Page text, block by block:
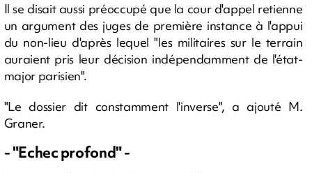
Il se disait aussi préoccupé que la cour d'appel retienne
un argument des juges de première instance à l'appui
du non-lieu d'après lequel "les militaires sur le terrain
auraient pris leur décision indépendamment de l'état-
major parisien".
"Le dossier dit constamment l'inverse", a ajouté M.
Graner.
- "Echec profond" -